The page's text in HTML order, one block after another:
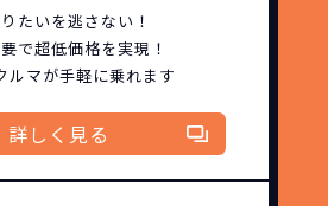
たいを逃さない！
で超低価格を実現！
ルマが手軽に乗れます
詳しく見る